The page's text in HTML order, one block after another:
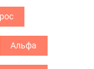
Альфа